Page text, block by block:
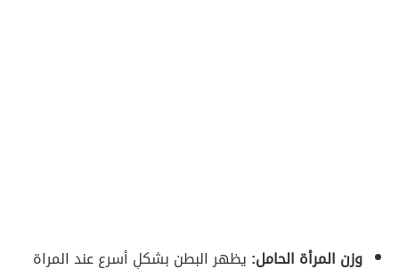
وزن المرأة الحامل: يظهر البطن بشكلٍ أسرع عند المراة